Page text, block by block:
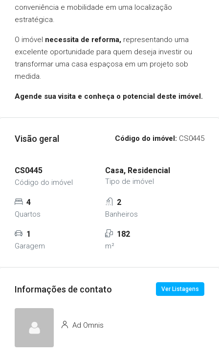
conveniência e mobilidade em uma localização
estratégica.
O imóvel necessita de reforma, representando uma
excelente oportunidade para quem deseja investir ou
transformar uma casa espaçosa em um projeto sob
medida.
Agende sua visita e conheça o potencial deste imóvel.
Visão geral Código do imóvel: CS0445
CS0445
Código do imóvel
Casa, Residencial
Tipo de imóvel
4
Quartos
2
Banheiros
1
Garagem
182
m²
Informações de contato Ver Listagens
Ad Omnis